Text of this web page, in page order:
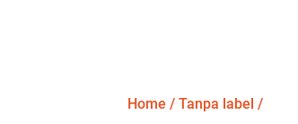
Home / Tanpa label /